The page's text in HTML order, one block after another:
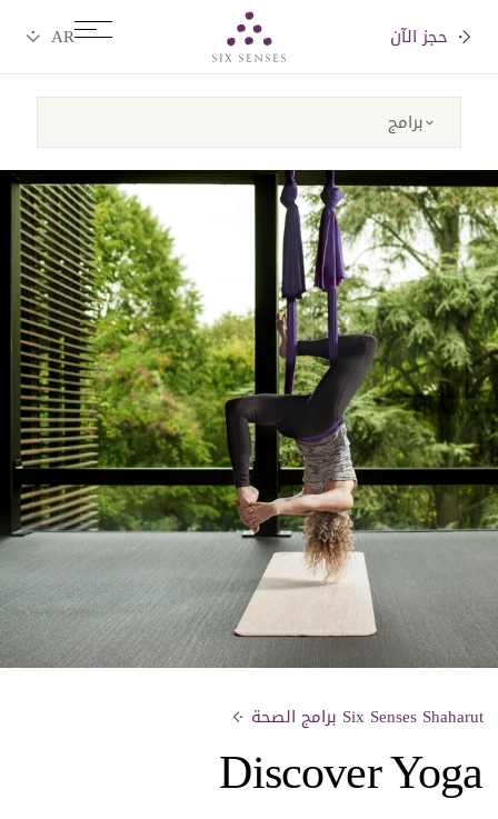
حجز الآن
Six Senses Shaharut برامج الصحة
Discover Yoga